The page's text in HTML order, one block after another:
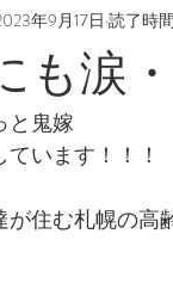
日本人に合った
も涙・
年9月17日 読了時
と鬼嫁
います！！！
住む札幌の高